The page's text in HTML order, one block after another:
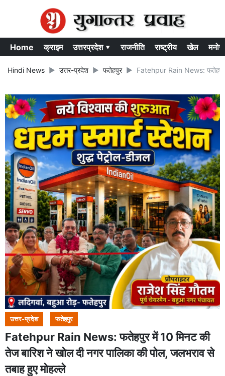
Home क्राइम उत्तरप्रदेश ▾ राजनीति राष्ट्रीय खेल
Hindi News उत्तर-प्रदेश फतेहपुर Fatehpur Rain News: फतेहपुर
उत्तर-प्रदेश फतेहपुर
Fatehpur Rain News: फतेहपुर में 10 मिनट की
तेज बारिश ने खोल दी नगर पालिका की पोल, जलभराव से
तबाह हुए मोहल्ले